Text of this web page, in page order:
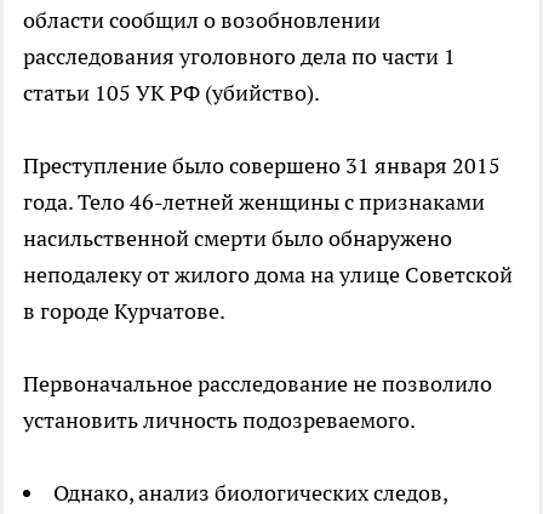
области сообщил о возобновлении
расследования уголовного дела по части 1
статьи 105 УК РФ (убийство).
Преступление было совершено 31 января 2015
года. Тело 46-летней женщины с признаками
насильственной смерти было обнаружено
неподалеку от жилого дома на улице Советской
в городе Курчатове.
Первоначальное расследование не позволило
установить личность подозреваемого.
Однако, анализ биологических следов,